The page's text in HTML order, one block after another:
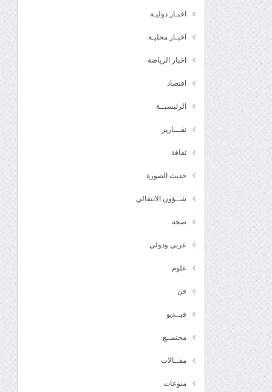
اخبـار دوليـة
اخبـار محليـة
اخبار الرياضة
اقتصاد
الرئيسيــة
تقـــارير
ثقافة
حديث الصورة
شــؤون الانتقالي
صحة
عربي ودولي
علوم
فن
فيــديو
مجتمــع
مقــالات
منوعات